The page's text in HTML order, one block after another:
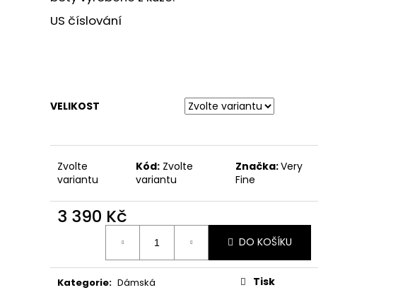
US číslování
VELIKOST
Zvolte
variantu
Kód: Zvolte
variantu
Značka:Very
Fine
3 390 Kč
DO KOŠÍKU
Kategorie: Dámská
Tisk